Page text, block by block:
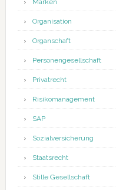
Marken
Organisation
Organschaft
Personengesellschaft
Privatrecht
Risikomanagement
SAP
Sozialversicherung
Staatsrecht
Stille Gesellschaft